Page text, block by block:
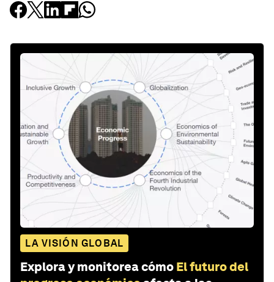
LA VISIÓN GLOBAL
Explora y monitorea cómo El futuro del